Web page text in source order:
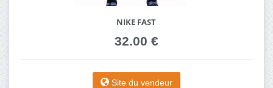
NIKE FAST
32.00 €
Site du vendeur